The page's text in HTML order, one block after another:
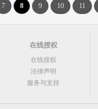
7 8 9 10 11
在线授权
在线授权
法律声明
服务与支持